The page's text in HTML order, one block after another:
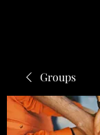
Groups